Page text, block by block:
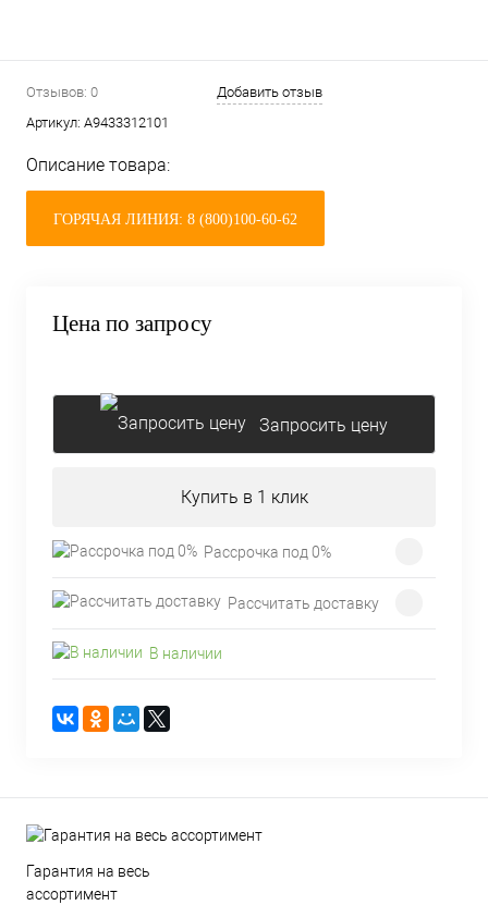
Отзывов: 0
Добавить отзыв
Артикул: A9433312101
Описание товара:
ГОРЯЧАЯ ЛИНИЯ: 8 (800)100-60-62
Цена по запросу
Запросить цену
Купить в 1 клик
Рассрочка под 0%
Рассчитать доставку
В наличии
Гарантия на весь
ассортимент